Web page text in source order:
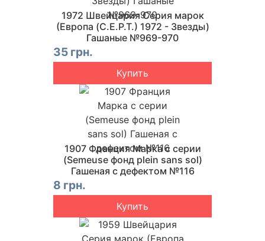
1972 Швейцария Серия марок
(Европа (C.E.P.T.) 1972 - Звезды)
Гашаные №969-970
35 грн.
Купить
1907 Франция Марка с серии
(Semeuse фонд plein sans sol)
Гашеная с дефектом №116
8 грн.
Купить